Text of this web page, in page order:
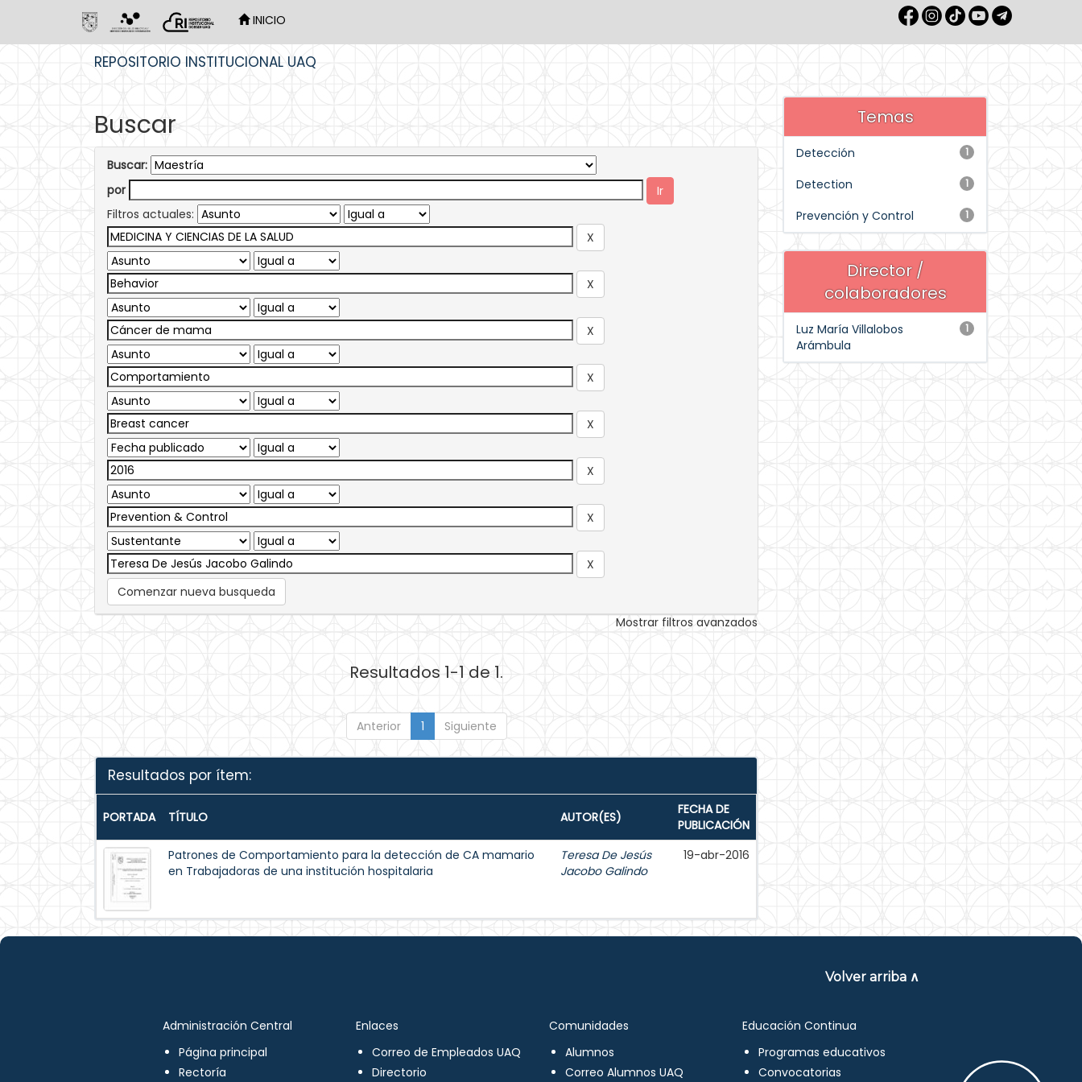
INICIO
REPOSITORIO INSTITUCIONAL UAQ
Buscar
Buscar:
por
Filtros actuales:
Comenzar nueva busqueda
Mostrar filtros avanzados
Resultados 1-1 de 1.
Anterior 1 Siguiente
Resultados por ítem:
PORTADA TÍTULO AUTOR(ES)
FECHA DE
PUBLICACIÓN
Patrones de Comportamiento para la detección de CA mamario
en Trabajadoras de una institución hospitalaria
Teresa De Jesús
Jacobo Galindo
19-abr-2016
Temas
1
Detección
1
Detection
1
Prevención y Control
Director /
colaboradores
1
Luz María Villalobos
Arámbula
Volver arriba ∧
Administración Central
Página principal
Rectoría
Enlaces
Correo de Empleados UAQ
Directorio
Comunidades
Alumnos
Correo Alumnos UAQ
Educación Continua
Programas educativos
Convocatorias